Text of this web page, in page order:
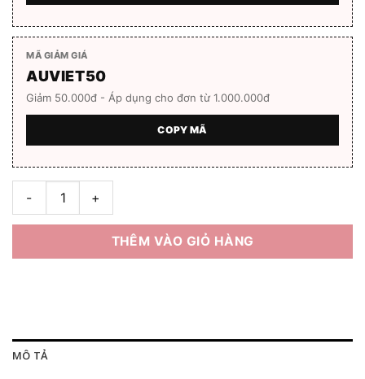
MÃ GIẢM GIÁ
AUVIET50
Giảm 50.000đ - Áp dụng cho đơn từ 1.000.000đ
COPY MÃ
Gọng kính Ice Breeze I-3568 Hàng chính hãng số lượng
THÊM VÀO GIỎ HÀNG
MÔ TẢ